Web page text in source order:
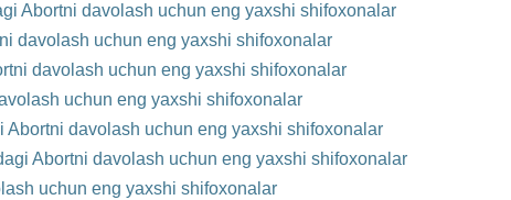
Abortni davolash uchun eng yaxshi shifoxonalar
davolash uchun eng yaxshi shifoxonalar
davolash uchun eng yaxshi shifoxonalar
uchun eng yaxshi shifoxonalar
davolash uchun eng yaxshi shifoxonalar
Abortni davolash uchun eng yaxshi shifoxonalar
uchun eng yaxshi shifoxonalar